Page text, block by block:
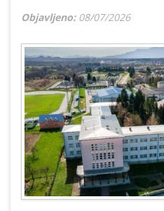
Objavljeno: 08/07/2026